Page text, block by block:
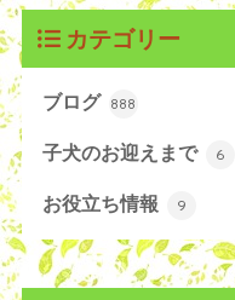
カテゴリー
ブログ 888
子犬のお迎えまで 6
お役立ち情報 9